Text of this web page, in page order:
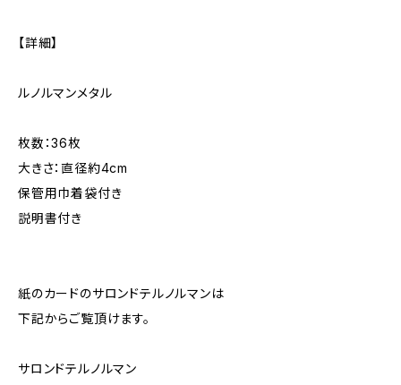
【詳細】
ルノルマンメタル
枚数：36枚
大きさ：直径約4cm
保管用巾着袋付き
説明書付き
紙のカードのサロンドテルノルマンは
下記からご覧頂けます。
サロンドテルノルマン